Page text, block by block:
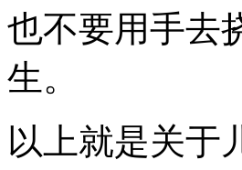
也不要用手去
生。
以上就是关于